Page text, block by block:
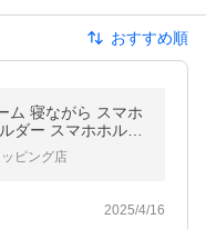
おすすめ順
ム 寝ながら スマホ
ダー スマホホルダ
Switch AH05
) ピング店
2025/4/16